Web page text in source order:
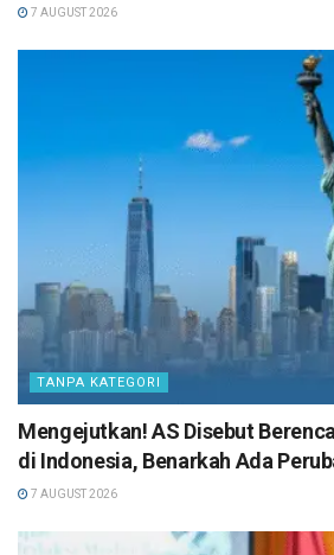
7 AUGUST 2026
TANPA KATEGORI
Mengejutkan! AS Disebut
di Indonesia, Benarkah Ada
7 AUGUST 2026